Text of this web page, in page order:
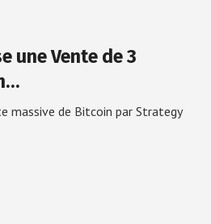
une Vente de 3
massive de Bitcoin par Strategy